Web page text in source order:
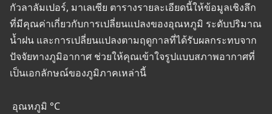
กัวลาลัมเปอร์, มาเลเซีย ตารางรายละเอียดนี้ให้ข้อมูลเชิงลึก
ที่มีคุณค่าเกี่ยวกับการเปลี่ยนแปลงของอุณหภูมิ ระดับปริมาณ
น้ำฝน และการเปลี่ยนแปลงตามฤดูกาลที่ได้รับผลกระทบจาก
ปัจจัยทางภูมิอากาศ ช่วยให้คุณเข้าใจรูปแบบสภาพอากาศที่
เป็นเอกลักษณ์ของภูมิภาคเหล่านี้
อุณหภูมิ °C